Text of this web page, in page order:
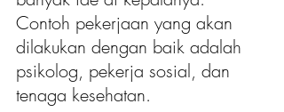
Contoh pekerjaan yang akan
dilakukan dengan baik adalah
psikolog, pekerja sosial, dan
tenaga kesehatan.